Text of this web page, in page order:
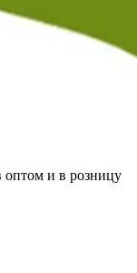
оптом и в розницу